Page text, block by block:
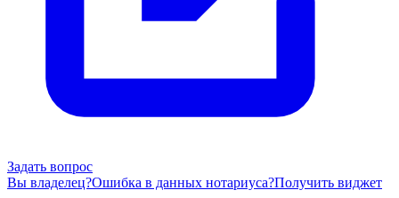
Задать вопрос
Вы владелец?Ошибка в данных нотариуса?Получить виджет